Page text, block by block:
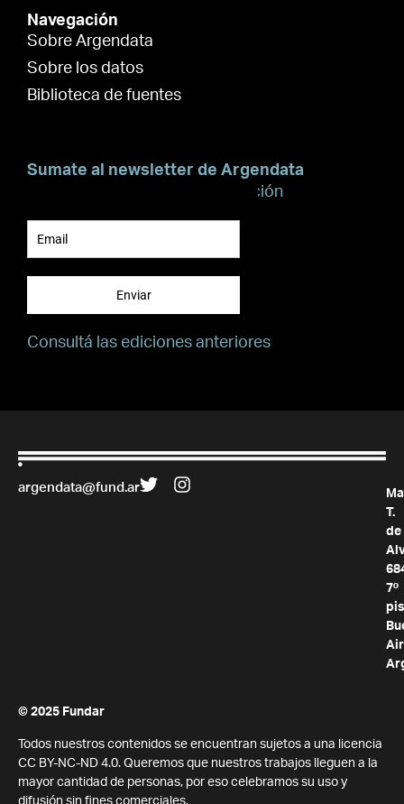
Navegación
Sobre Argendata
Sobre los datos
Biblioteca de fuentes
Sumate al newsletter de Argendata
Suscribite para recibir información
Enviar
Consultá las ediciones anteriores
argendata@fund.ar
T.
de
7º
© 2025 Fundar
Todos nuestros contenidos se encuentran sujetos a una licencia
CC BY-NC-ND 4.0. Queremos que nuestros trabajos lleguen a la
mayor cantidad de personas, por eso celebramos su uso y